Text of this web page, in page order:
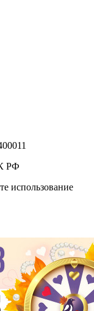
РФ
использование